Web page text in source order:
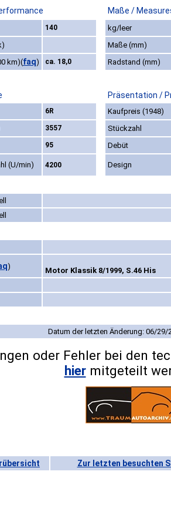
Maße /
140
kg/leer
Maße (mm)
km)(faq) ca. 18,0 Radstand (mm)
Präsentation /
6R
Kaufpreis (1948)
3557
Stückzahl
95 Debüt
(U/min) 4200 Design
)
Motor Klassik 8/1999, S.46 His
Datum der letzten Änderung: 06/29/
oder Fehler bei den
hiermitgeteilt
Zur letzten besuchten